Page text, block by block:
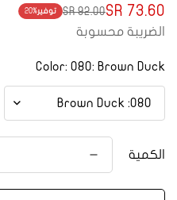
Translation
missing:
73.60 SR
Translation
missing:
92.00 SR توفير20%
الضريبة محسوبة
Color: 080: Brown Duck
الكمية